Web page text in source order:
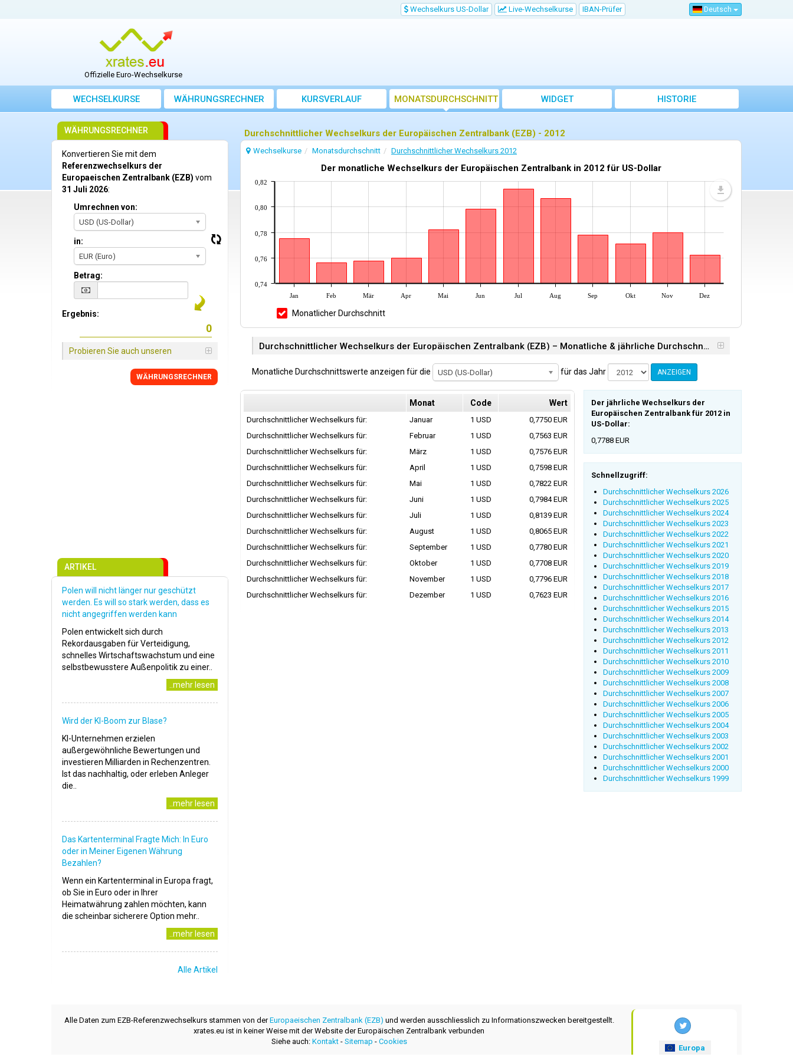
Wechselkurs US-Dollar Live-Wechselkurse IBAN-Prüfer Deutsch
Offizielle Euro-Wechselkurse
WECHSELKURSE WÄHRUNGSRECHNER KURSVERLAUF MONATSDURCHSCHNITT WIDGET HISTORIE
Durchschnittlicher Wechselkurs der Europäischen Zentralbank (EZB) - 2012
Wechselkurse Monatsdurchschnitt Durchschnittlicher Wechselkurs 2012
Der monatliche Wechselkurs der Europäischen Zentralbank in 2012 für US-Dollar
Jan Feb Mär Apr Mai Jun Jul Aug Sep Okt Nov Dez
0,74
0,76
0,78
0,80
0,82
Monatlicher Durchschnitt
Durchschnittlicher Wechselkurs der Europäischen Zentralbank (EZB) – Monatliche & jährliche Durchschnittswerte 2012
Monatliche Durchschnittswerte anzeigen für die USD (US-Dollar) für das Jahr ANZEIGEN
Monat Code Wert
Durchschnittlicher Wechselkurs für: Januar 1 USD
0,7750 EUR
Durchschnittlicher Wechselkurs für:
Februar 1 USD
0,7563 EUR
Durchschnittlicher Wechselkurs für:
März 1 USD
0,7576 EUR
Durchschnittlicher Wechselkurs für:
April 1 USD
0,7598 EUR
Durchschnittlicher Wechselkurs für:
Mai 1 USD
0,7822 EUR
Durchschnittlicher Wechselkurs für:
Juni 1 USD
0,7984 EUR
Durchschnittlicher Wechselkurs für:
Juli 1 USD
0,8139 EUR
Durchschnittlicher Wechselkurs für:
August 1 USD
0,8065 EUR
Durchschnittlicher Wechselkurs für:
September 1 USD
0,7780 EUR
Durchschnittlicher Wechselkurs für:
Oktober 1 USD
0,7708 EUR
Durchschnittlicher Wechselkurs für:
November 1 USD
0,7796 EUR
Durchschnittlicher Wechselkurs für:
Dezember 1 USD 0,7623 EUR
Der jährliche Wechselkurs der
Europäischen Zentralbank für 2012 in
US-Dollar:
0,7788 EUR
Schnellzugriff:
Durchschnittlicher Wechselkurs 2026
Durchschnittlicher Wechselkurs 2025
Durchschnittlicher Wechselkurs 2024
Durchschnittlicher Wechselkurs 2023
Durchschnittlicher Wechselkurs 2022
Durchschnittlicher Wechselkurs 2021
Durchschnittlicher Wechselkurs 2020
Durchschnittlicher Wechselkurs 2019
Durchschnittlicher Wechselkurs 2018
Durchschnittlicher Wechselkurs 2017
Durchschnittlicher Wechselkurs 2016
Durchschnittlicher Wechselkurs 2015
Durchschnittlicher Wechselkurs 2014
Durchschnittlicher Wechselkurs 2013
Durchschnittlicher Wechselkurs 2012
Durchschnittlicher Wechselkurs 2011
Durchschnittlicher Wechselkurs 2010
Durchschnittlicher Wechselkurs 2009
Durchschnittlicher Wechselkurs 2008
Durchschnittlicher Wechselkurs 2007
Durchschnittlicher Wechselkurs 2006
Durchschnittlicher Wechselkurs 2005
Durchschnittlicher Wechselkurs 2004
Durchschnittlicher Wechselkurs 2003
Durchschnittlicher Wechselkurs 2002
Durchschnittlicher Wechselkurs 2001
Durchschnittlicher Wechselkurs 2000
Durchschnittlicher Wechselkurs 1999
WÄHRUNGSRECHNER
Konvertieren Sie mit dem
Referenzwechselkurs der
Europaeischen Zentralbank (EZB) vom
31 Juli 2026:
Umrechnen von:
USD (US-Dollar)
in:
EUR (Euro)
Betrag:
Ergebnis:
Probieren Sie auch unseren
WÄHRUNGSRECHNER
ARTIKEL
Polen will nicht länger nur geschützt
werden. Es will so stark werden, dass es
nicht angegriffen werden kann
Polen entwickelt sich durch
Rekordausgaben für Verteidigung,
schnelles Wirtschaftswachstum und eine
selbstbewusstere Außenpolitik zu einer..
..mehr lesen
Wird der KI-Boom zur Blase?
KI-Unternehmen erzielen
außergewöhnliche Bewertungen und
investieren Milliarden in Rechenzentren.
Ist das nachhaltig, oder erleben Anleger
die..
..mehr lesen
Das Kartenterminal Fragte Mich: In Euro
oder in Meiner Eigenen Währung
Bezahlen?
Wenn ein Kartenterminal in Europa fragt,
ob Sie in Euro oder in Ihrer
Heimatwährung zahlen möchten, kann
die scheinbar sicherere Option mehr..
..mehr lesen
Alle Artikel
Alle Daten zum EZB-Referenzwechselkurs stammen von derEuropaeischen Zentralbank (EZB) und werden ausschliesslich zu Informationszwecken bereitgestellt.
xrates.eu ist in keiner Weise mit der Website der Europäischen Zentralbank verbunden
Siehe auch: Kontakt- Sitemap - Cookies
Europa